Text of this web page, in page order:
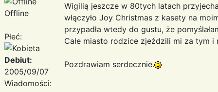
Offline
Płeć:
Debiut:
2005/09/07
Wiadomości:
Wigilią jeszcze w 80tych latach
włączyło Joy Christmas z kasety na
przypadła wtedy do gustu, że
Całe miasto rodzice zjeździli mi za tym
Pozdrawiam serdecznie.